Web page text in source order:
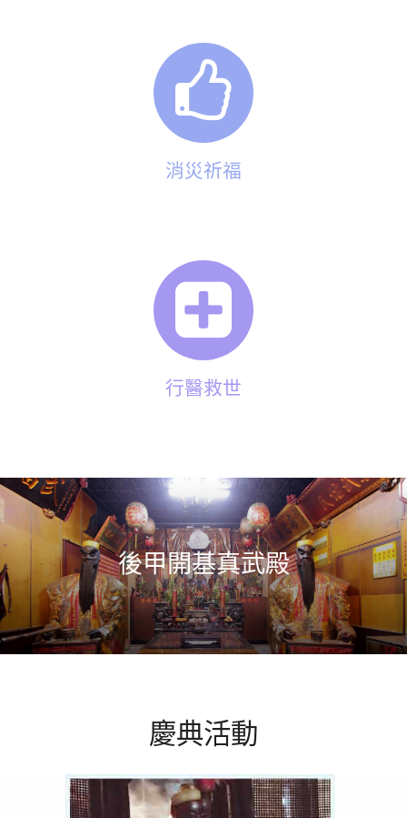
消災祈福
行醫救世
後甲開基真武殿
慶典活動